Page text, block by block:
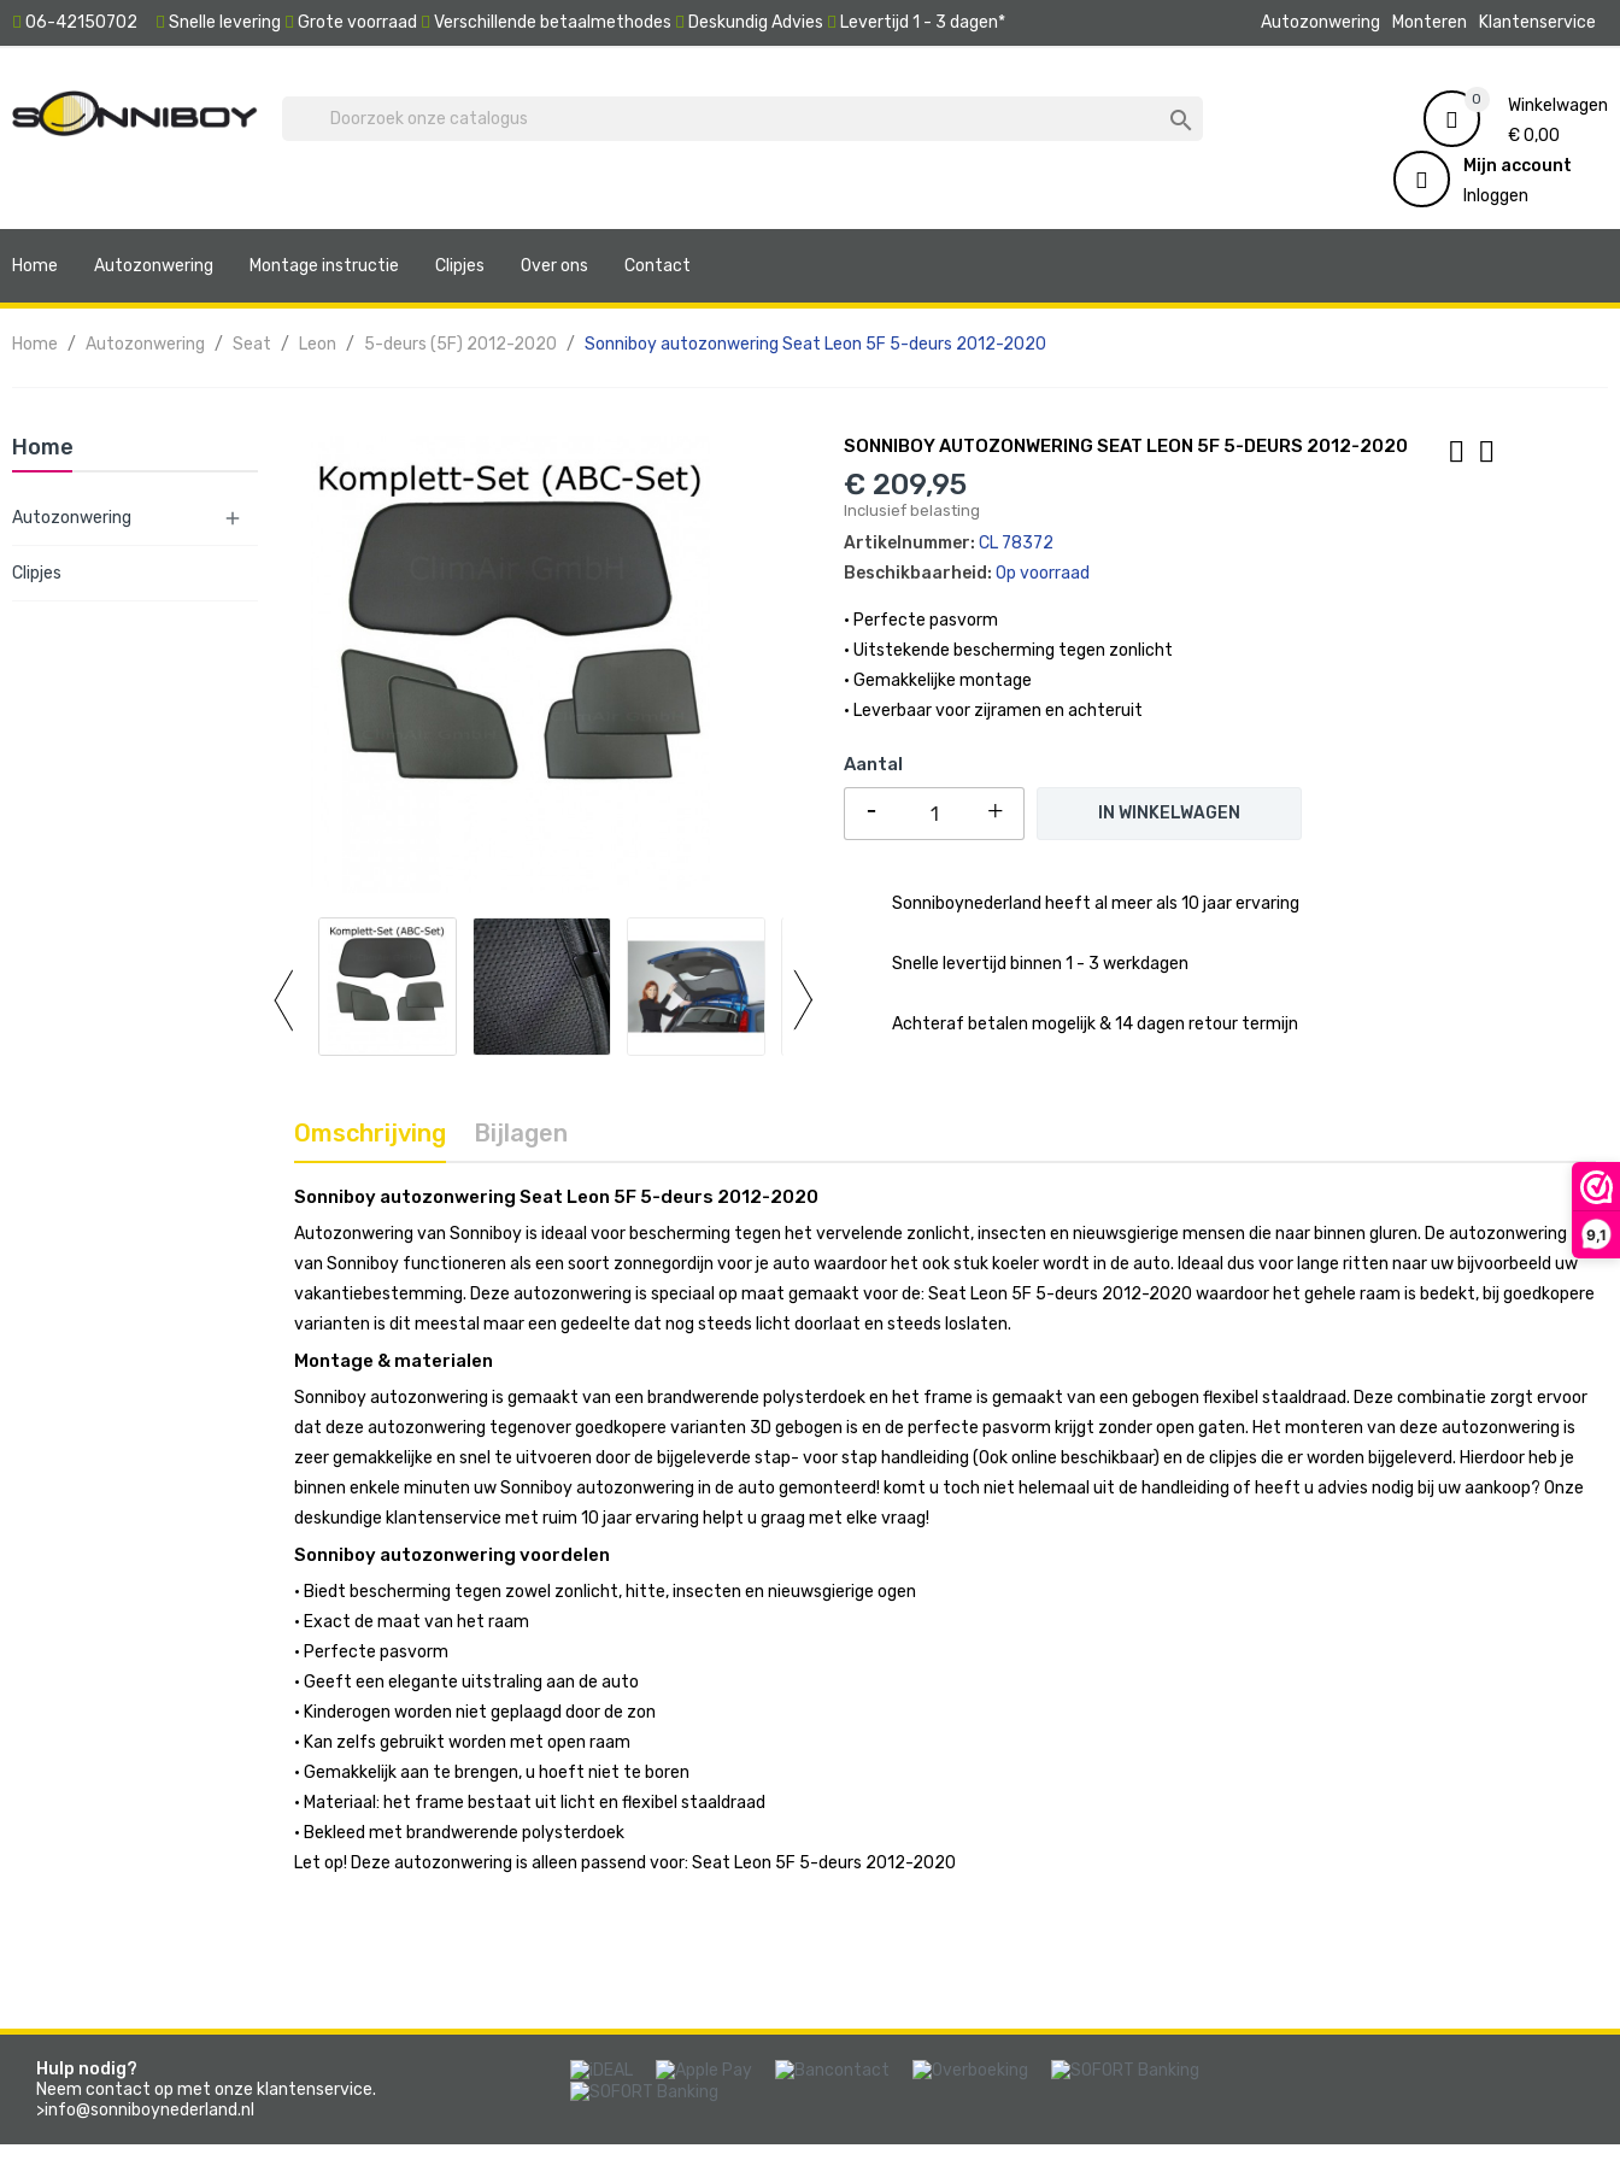
9,1
06-42150702 Snelle levering Grote voorraad Verschillende betaalmethodes Deskundig Advies Levertijd 1 - 3 dagen* Autozonwering Monteren Klantenservice

0
Winkelwagen
€ 0,00
Mijn account
Inloggen
Home Autozonwering Montage instructie Clipjes Over ons Contact
Home Autozonwering Seat Leon 5-deurs (5F) 2012-2020 Sonniboy autozonwering Seat Leon 5F 5-deurs 2012-2020
Home
Autozonwering 
Clipjes
SONNIBOY AUTOZONWERING SEAT LEON 5F 5-DEURS 2012-2020
€ 209,95
Inclusief belasting
Artikelnummer: CL 78372
Beschikbaarheid: Op voorraad
• Perfecte pasvorm
• Uitstekende bescherming tegen zonlicht
• Gemakkelijke montage
• Leverbaar voor zijramen en achteruit
Aantal
IN WINKELWAGEN
Sonniboynederland heeft al meer als 10 jaar ervaring
Snelle levertijd binnen 1 - 3 werkdagen
Achteraf betalen mogelijk & 14 dagen retour termijn
Omschrijving Bijlagen
Sonniboy autozonwering Seat Leon 5F 5-deurs 2012-2020
Autozonwering van Sonniboy is ideaal voor bescherming tegen het vervelende zonlicht, insecten en nieuwsgierige mensen die naar binnen gluren. De autozonwering
van Sonniboy functioneren als een soort zonnegordijn voor je auto waardoor het ook stuk koeler wordt in de auto. Ideaal dus voor lange ritten naar uw bijvoorbeeld uw
vakantiebestemming. Deze autozonwering is speciaal op maat gemaakt voor de: Seat Leon 5F 5-deurs 2012-2020 waardoor het gehele raam is bedekt, bij goedkopere
varianten is dit meestal maar een gedeelte dat nog steeds licht doorlaat en steeds loslaten.
Montage & materialen
Sonniboy autozonwering is gemaakt van een brandwerende polysterdoek en het frame is gemaakt van een gebogen flexibel staaldraad. Deze combinatie zorgt ervoor
dat deze autozonwering tegenover goedkopere varianten 3D gebogen is en de perfecte pasvorm krijgt zonder open gaten. Het monteren van deze autozonwering is
zeer gemakkelijke en snel te uitvoeren door de bijgeleverde stap- voor stap handleiding (Ook online beschikbaar) en de clipjes die er worden bijgeleverd. Hierdoor heb je
binnen enkele minuten uw Sonniboy autozonwering in de auto gemonteerd! komt u toch niet helemaal uit de handleiding of heeft u advies nodig bij uw aankoop? Onze
deskundige klantenservice met ruim 10 jaar ervaring helpt u graag met elke vraag!
Sonniboy autozonwering voordelen
• Biedt bescherming tegen zowel zonlicht, hitte, insecten en nieuwsgierige ogen
• Exact de maat van het raam
• Perfecte pasvorm
• Geeft een elegante uitstraling aan de auto
• Kinderogen worden niet geplaagd door de zon
• Kan zelfs gebruikt worden met open raam
• Gemakkelijk aan te brengen, u hoeft niet te boren
• Materiaal: het frame bestaat uit licht en flexibel staaldraad
• Bekleed met brandwerende polysterdoek
Let op! Deze autozonwering is alleen passend voor: Seat Leon 5F 5-deurs 2012-2020
Hulp nodig?
Neem contact op met onze klantenservice.
>info@sonniboynederland.nl